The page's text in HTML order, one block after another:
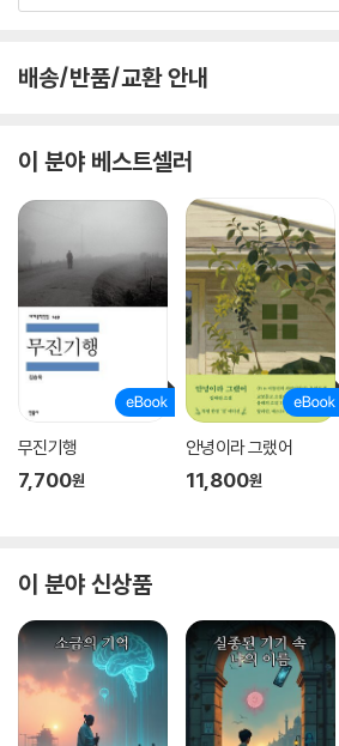
배송/반품/교환 안내
이 분야 베스트셀러
무진기행
7,700원
안녕이라 그랬어
11,800원
이 분야 신상품